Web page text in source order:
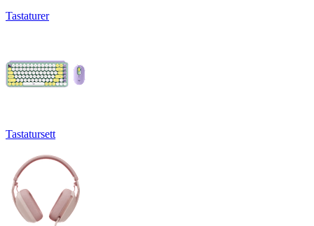
Tastaturer
Tastatursett